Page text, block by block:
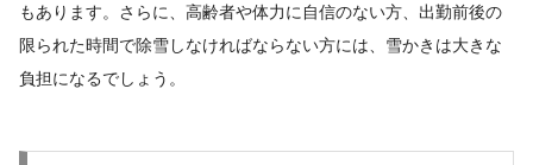
もあります。さらに、高齢者や体力に自信のない方、出勤前後の
限られた時間で除雪しなければならない方には、雪かきは大きな
負担になるでしょう。